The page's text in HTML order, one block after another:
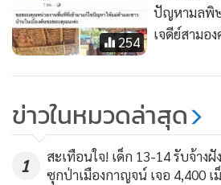
254
ปัญหามลพิ
เจดีย์สามอง
ข่าวในหมวดล่าสุด
1
สะเทือนใจ! เด็ก 13-14 รับจ้าง
ซุกป่าเมืองกาญจน์ เจอ 4,400 เ